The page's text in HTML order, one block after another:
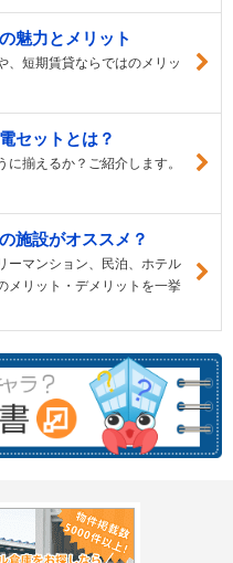
魅力とメリット
、短期賃貸ならではのメリッ
セットとは？
揃えるか？ご紹介します。
施設がオススメ？
ーマンション、民泊、ホテル
メリット・デメリットを一挙